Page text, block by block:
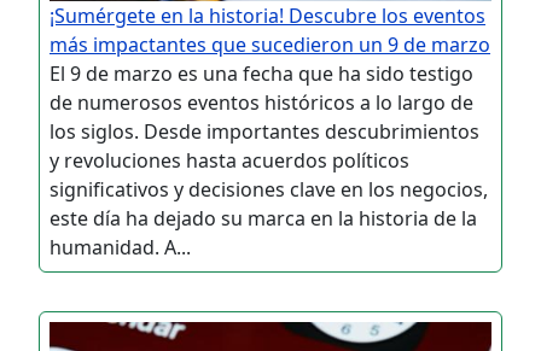
¡Sumérgete en la historia! Descubre los eventos
más impactantes que sucedieron un 9 de marzo
El 9 de marzo es una fecha que ha sido testigo
de numerosos eventos históricos a lo largo de
los siglos. Desde importantes descubrimientos
y revoluciones hasta acuerdos políticos
significativos y decisiones clave en los negocios,
este día ha dejado su marca en la historia de la
humanidad. A...